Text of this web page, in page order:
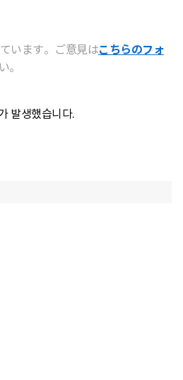
います。ご意見はこちらのフォ
。
발생했습니다.